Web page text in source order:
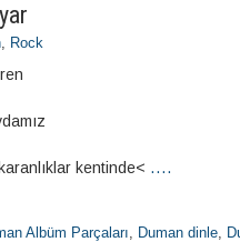
, Rock
kentinde< ....
Albüm Parçaları, Duman dinle,